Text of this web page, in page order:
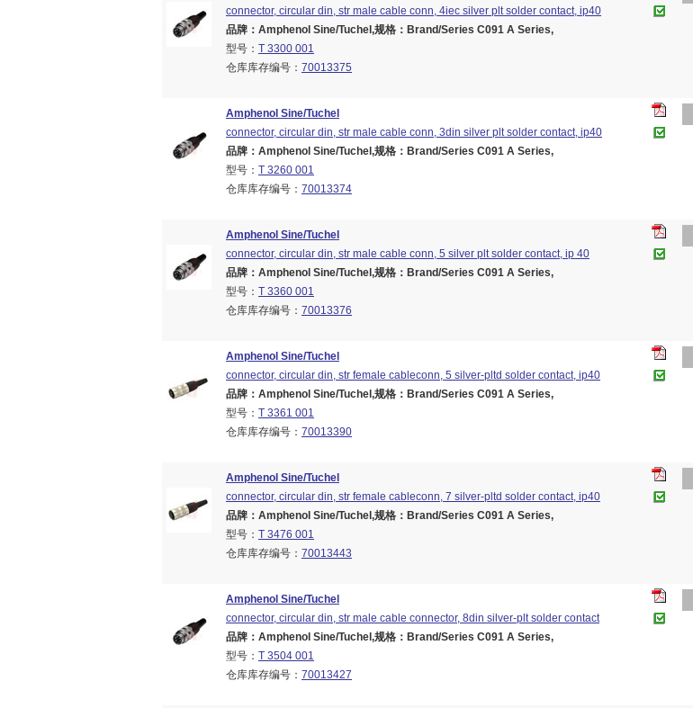
connector, circular din, str male cable conn, 4iec silver plt solder contact, ip40
品牌：Amphenol Sine/Tuchel,规格：Brand/Series C091 A Series,
型号： T 3300 001
仓库库存编号： 70013375
Amphenol Sine/Tuchel
connector, circular din, str male cable conn, 3din silver plt solder contact, ip40
品牌：Amphenol Sine/Tuchel,规格：Brand/Series C091 A Series,
型号： T 3260 001
仓库库存编号： 70013374
Amphenol Sine/Tuchel
connector, circular din, str male cable conn, 5 silver plt solder contact, ip 40
品牌：Amphenol Sine/Tuchel,规格：Brand/Series C091 A Series,
型号： T 3360 001
仓库库存编号： 70013376
Amphenol Sine/Tuchel
connector, circular din, str female cableconn, 5 silver-pltd solder contact, ip40
品牌：Amphenol Sine/Tuchel,规格：Brand/Series C091 A Series,
型号： T 3361 001
仓库库存编号： 70013390
Amphenol Sine/Tuchel
connector, circular din, str female cableconn, 7 silver-pltd solder contact, ip40
品牌：Amphenol Sine/Tuchel,规格：Brand/Series C091 A Series,
型号： T 3476 001
仓库库存编号： 70013443
Amphenol Sine/Tuchel
connector, circular din, str male cable connector, 8din silver-plt solder contact
品牌：Amphenol Sine/Tuchel,规格：Brand/Series C091 A Series,
型号： T 3504 001
仓库库存编号： 70013427